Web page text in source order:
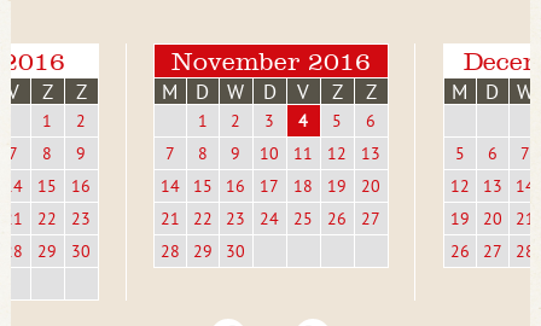
V Z Z
1
2
7
8
9
14
15
16
21
22
23
28
29 30
November 2016
M D W D V Z Z
1 2 3 4 5
6
7
8 9 10 11 12
13
14
15 16 17 18 19
20
21
22 23 24 25 26
27
28
29 30
M D W
5 6
7
12
13
14
19
20
21
26
27 28